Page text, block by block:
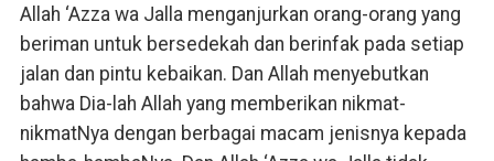
Allah ‘Azza wa Jalla menganjurkan orang-orang yang
beriman untuk bersedekah dan berinfak pada setiap
jalan dan pintu kebaikan. Dan Allah menyebutkan
bahwa Dia-lah Allah yang memberikan nikmat-
nikmatNya dengan berbagai macam jenisnya kepada